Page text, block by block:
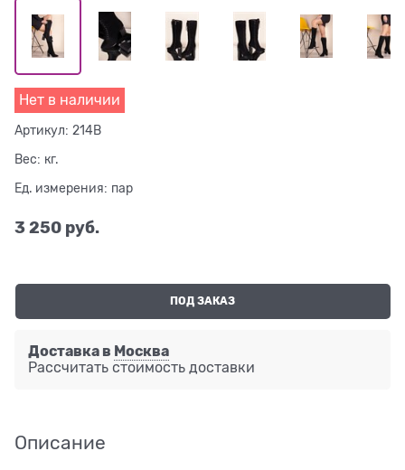
Нет в наличии
Артикул: 214B
Вес: кг.
Ед. измерения: пар
3 250 руб.
ПОД ЗАКАЗ
Доставка в Москва
Рассчитать стоимость доставки
Описание